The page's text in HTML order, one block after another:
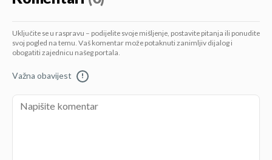
Uključite se u raspravu – podijelite svoje mišljenje, postavite pitanja ili ponudite
svoj pogled na temu. Vaš komentar može potaknuti zanimljiv dijalog i
obogatiti zajednicu našeg portala.
Važna obavijest !